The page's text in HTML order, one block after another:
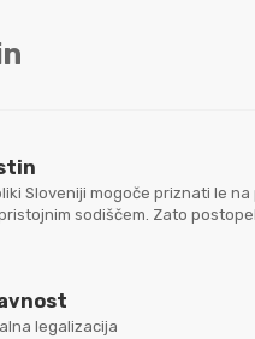
Sloveniji mogoče priznati le
sodiščem. Zato
legalizacija